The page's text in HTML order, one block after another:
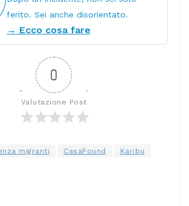
ferito. Sei anche disorientato.
→ Ecco cosa fare
0
Valutazione Post
migranti CasaPound Karibu